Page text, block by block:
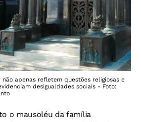
apenas refletem questões religiosas e
desigualdades sociais - Foto:
o mausoléu da família